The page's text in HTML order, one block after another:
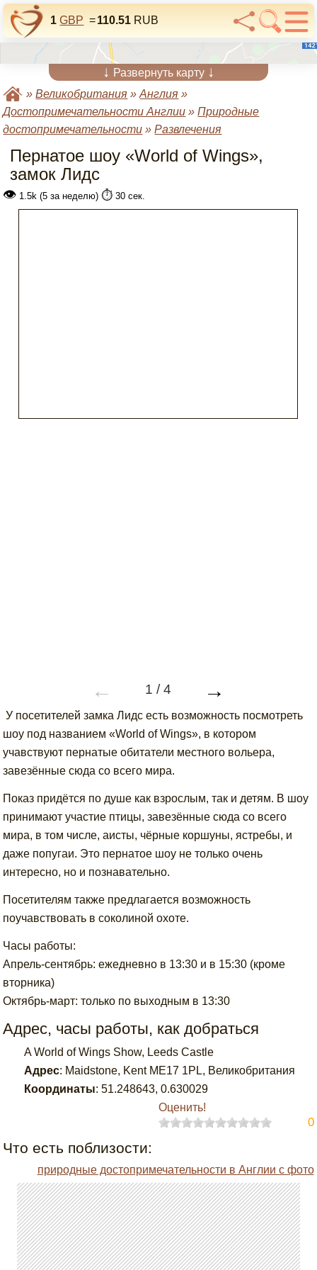
1 GBP =110.51 RUB
↓ Развернуть карту ↓
»Великобритания »Англия »
Достопримечательности Англии »Природные
достопримечательности »Развлечения
Пернатое шоу «World of Wings»,
замок Лидс
👁 1.5k (5 за неделю) ⏱️ 30 сек.
← 1 /4 →
У посетителей замка Лидс есть возможность посмотреть
шоу под названием «World of Wings», в котором
учавствуют пернатые обитатели местного вольера,
завезённые сюда со всего мира.
Показ придётся по душе как взрослым, так и детям. В шоу
принимают участие птицы, завезённые сюда со всего
мира, в том числе, аисты, чёрные коршуны, ястребы, и
даже попугаи. Это пернатое шоу не только очень
интересно, но и познавательно.
Посетителям также предлагается возможность
поучавствовать в соколиной охоте.
Часы работы:
Апрель-сентябрь: ежедневно в 13:30 и в 15:30 (кроме
вторника)
Октябрь-март: только по выходным в 13:30
Адрес, часы работы, как добраться
A World of Wings Show, Leeds Castle
Адрес: Maidstone, Kent ME17 1PL, Великобритания
Координаты: 51.248643,0.630029
Оценить!
0
Что есть поблизости:
природные достопримечательности в Англии с фото